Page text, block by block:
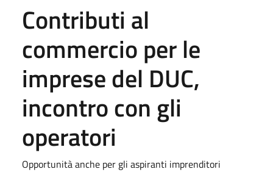
Contributi al
commercio per le
imprese del DUC,
incontro con gli
operatori
Opportunità anche per gli aspiranti imprenditori